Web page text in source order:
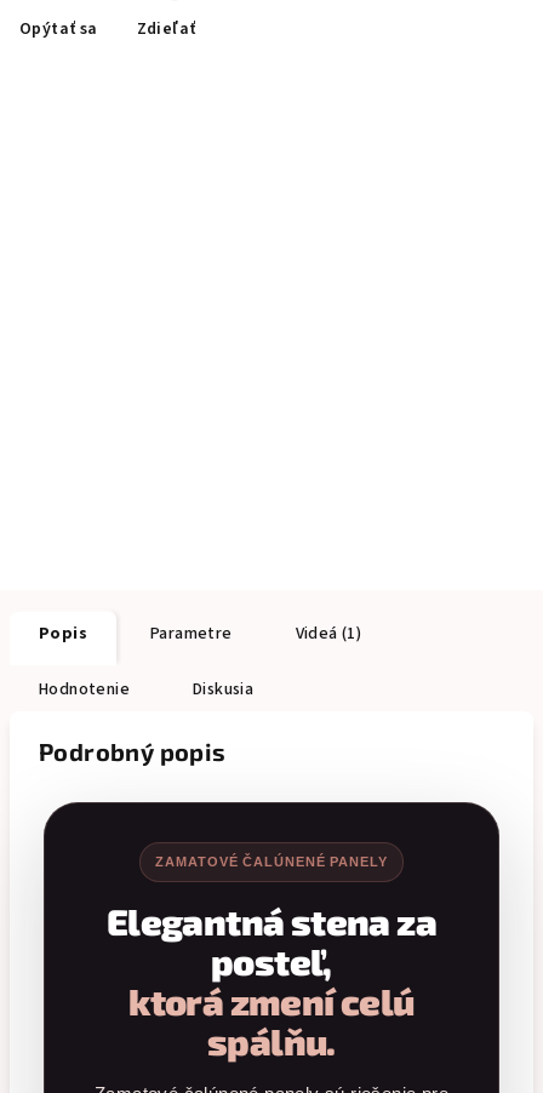
Opýtať sa Zdieľať
Popis Parametre Videá (1)
Hodnotenie Diskusia
Podrobný popis
ZAMATOVÉ ČALÚNENÉ PANELY
Elegantná stena za
posteľ,
ktorá zmení celú
spálňu.